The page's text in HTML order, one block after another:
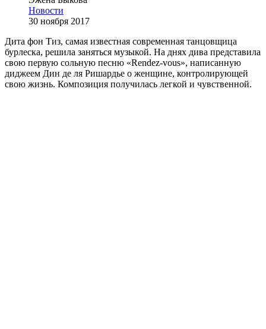
Новости
30 ноября 2017
Дита фон Тиз, самая известная современная танцовщица
бурлеска, решила заняться музыкой. На днях дива представила
свою первую сольную песню «Rendez-vous», написанную
диджеем Дин де ля Ришардье о женщине, контролирующей
свою жизнь. Композиция получилась легкой и чувственной.